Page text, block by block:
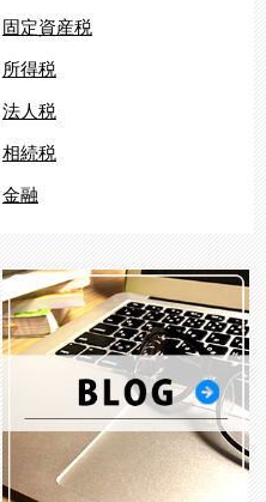
固定資産税
所得税
法人税
相続税
金融